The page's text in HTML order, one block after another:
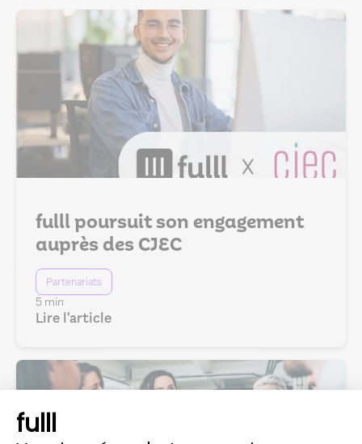
fulll
fulll poursuit son engagement
auprès des CJEC
Partenariats
5 min
Lire l'article